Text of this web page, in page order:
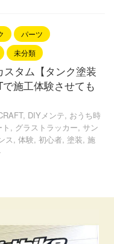
パーツ
未分類
タム【タンク塗装
施工体験させても
, DIYメンテ, おうち時
, グラストラッカー, サン
ス, 体験, 初心者, 塗装, 施